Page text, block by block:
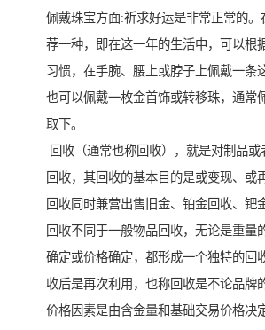
佩戴珠宝方面:祈求好运是非常正常的。
荐一种，即在这一年的生活中，可以根
习惯，在手腕、腰上或脖子上佩戴一条
也可以佩戴一枚金首饰或转移珠，通常
取下。
回收（通常也称回收），就是对制品
回收，其回收的基本目的是或变现、或
回收同时兼营出售旧金、铂金回收、钯
回收不同于一般物品回收，无论是重量
确定或价格确定，都形成一个独特的回
收后是再次利用，也称回收是不论品牌
价格因素是由含金量和基础交易价格决